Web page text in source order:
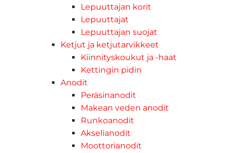
Lepuuttajan korit
Lepuuttajat
Lepuuttajan suojat
Ketjut ja ketjutarvikkeet
Kiinnityskoukut ja -haat
Kettingin pidin
Anodit
Peräsinanodit
Makean veden anodit
Runkoanodit
Akselianodit
Moottorianodit